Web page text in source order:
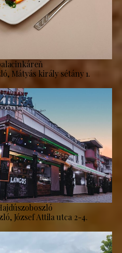
Mátyás király sétány 1.
József Attila utca 2-4.